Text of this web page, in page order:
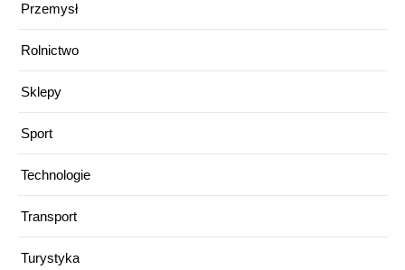
Przemysł
Rolnictwo
Sklepy
Sport
Technologie
Transport
Turystyka